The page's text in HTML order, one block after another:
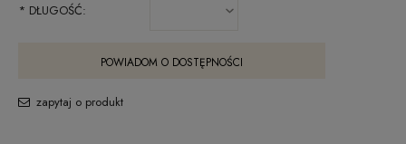
* DŁUGOŚĆ:
POWIADOM O DOSTĘPNOŚCI
zapytaj o produkt